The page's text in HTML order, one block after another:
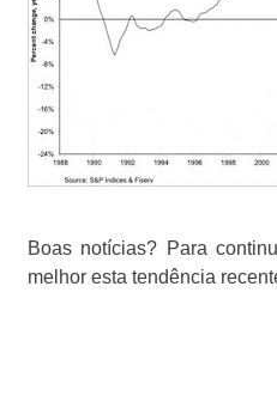
Boas notícias? Para
melhor esta tendência